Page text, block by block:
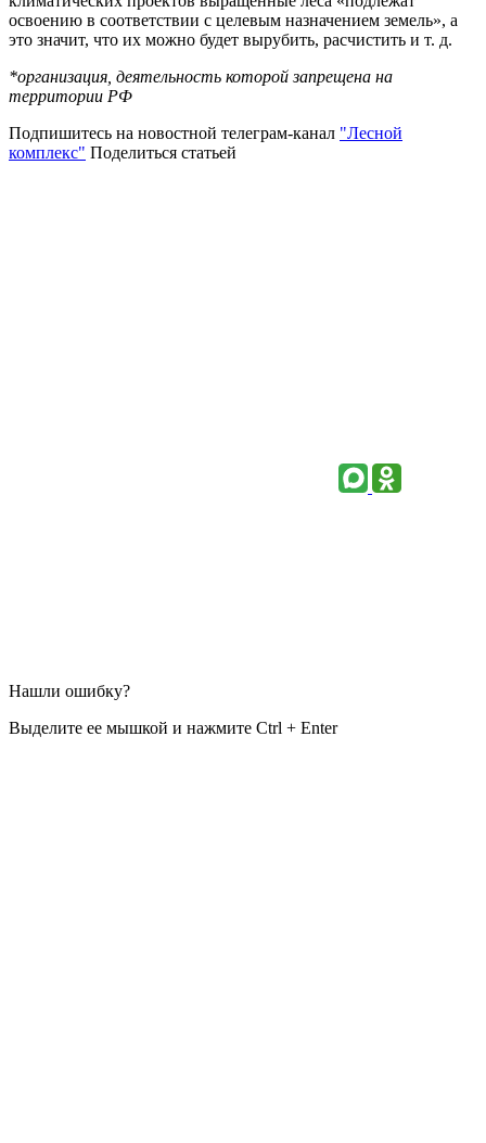
освоению в соответствии с целевым назначением земель», а
это значит, что их можно будет вырубить, расчистить и т. д.
*организация, деятельность которой запрещена на
территории РФ
Подпишитесь на новостной телеграм-канал "Лесной
комплекс" Поделиться статьей
Нашли ошибку?
Выделите ее мышкой и нажмите Ctrl + Enter